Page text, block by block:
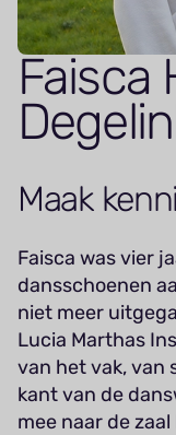
Faisca
Maak
Faisca was vier
dansschoenen
niet meer
Lucia Marthas
van het vak, van
kant van de
mee naar de